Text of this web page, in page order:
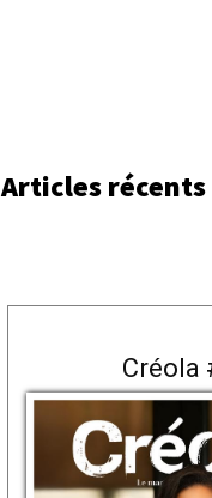
Articles récents
Créola